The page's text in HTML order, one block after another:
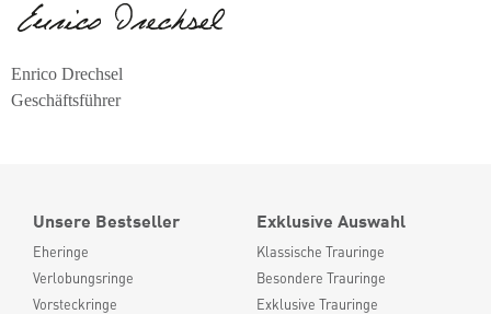
Enrico Drechsel
Geschäftsführer
Unsere Bestseller
Eheringe
Verlobungsringe
Vorsteckringe
Exklusive Auswahl
Klassische Trauringe
Besondere Trauringe
Exklusive Trauringe